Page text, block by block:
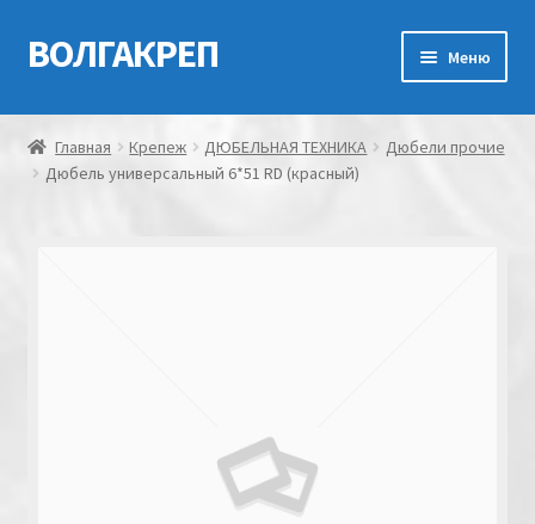
Перейти
к
Перейти
к
ВОЛГАКРЕП Меню
Главная
Контакты
Главная Крепеж ДЮБЕЛЬНАЯ ТЕХНИКА
Дюбели прочие
Дюбель универсальный 6*51 RD (красный)